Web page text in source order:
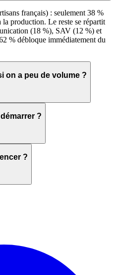
français) : seulement 38 %
la production. Le reste se répartit
(18 %), SAV (12 %) et
% débloque immédiatement du
on a peu de volume ?
?
?